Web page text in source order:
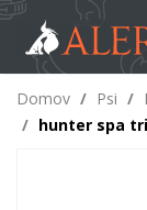
Domov / Psi /
/ hunter spa